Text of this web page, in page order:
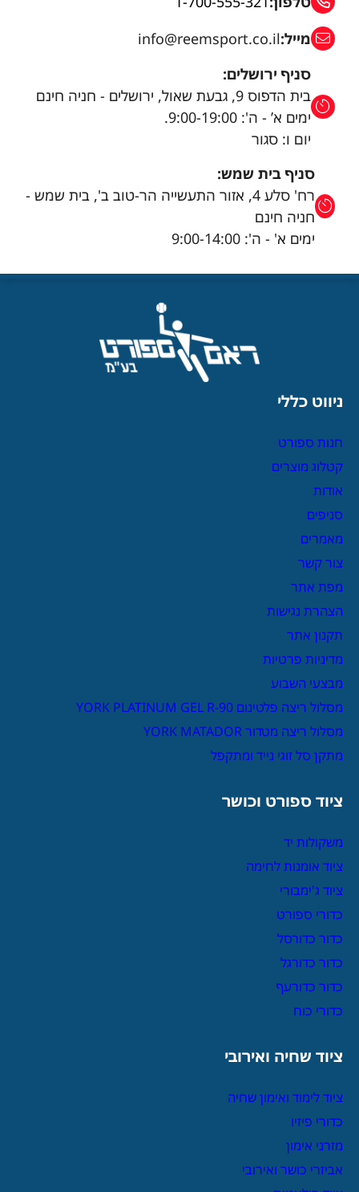
מייל:info@reemsport.co.il
סניף ירושלים:
בית הדפוס 9, גבעת שאול, ירושלים - חניה חינם
ימים א’ - ה': 9:00-19:00.
יום ו: סגור
סניף בית שמש:
רח' סלע 4, אזור התעשייה הר-טוב ב', בית שמש -
חניה חינם
ימים א' - ה': 9:00-14:00
ניווט כללי
חנות ספורט
קטלוג מוצרים
אודות
סניפים
מאמרים
צור קשר
מפת אתר
הצהרת נגישות
תקנון אתר
מדיניות פרטיות
מבצעי השבוע
מסלול ריצה פלטינום YORK PLATINUM GEL R-90
מסלול ריצה מטדור YORK MATADOR
מתקן סל זוגי נייד ומתקפל
ציוד ספורט וכושר
משקולות יד
ציוד אומנות לחימה
ציוד ג'ימבורי
כדורי ספורט
כדור כדורסל
כדור כדורגל
כדור כדורעף
כדורי כוח
ציוד שחיה ואירובי
ציוד לימוד ואימון שחיה
כדורי פיזיו
מזרני אימון
אביזרי כושר ואירובי